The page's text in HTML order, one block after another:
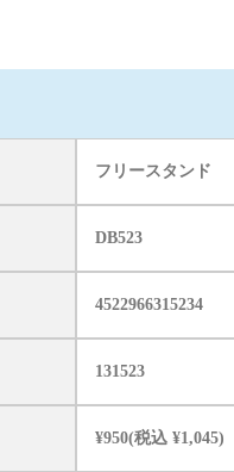
フリースタンド
DB523
4522966315234
131523
¥950(税込 ¥1,045)